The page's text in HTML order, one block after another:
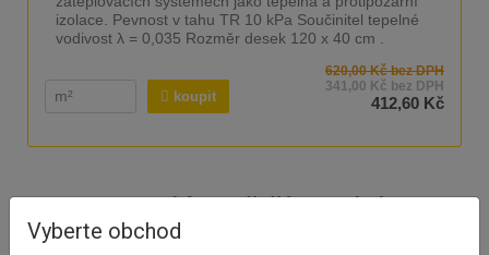
Vyberte obchod
izolace. Pevnost v tahu TR 10 kPa Součinitel tepelné
vodivost λ = 0,035 Rozměr desek 120 x 40 cm .
koupit
620,00 Kč bez DPH
341,00 Kč bez DPH
412,60 Kč
Nejprodávanější produkty